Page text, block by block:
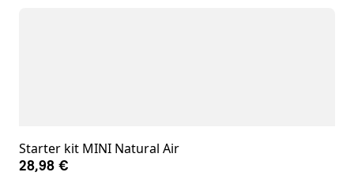
Starter kit MINI Natural Air
28,98 €